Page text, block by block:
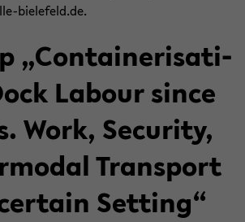
​bielefeld.de.
„Con­tai­ne­ri­sa­ti­
La­bour since
Work, Se­cu­ri­ty,
Trans­port
Set­ting“